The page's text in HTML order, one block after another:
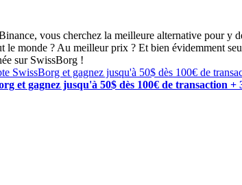
vous cherchez la meilleure alternative pour y
le monde ? Au meilleur prix ? Et bien évidemment
sur SwissBorg !
et gagnez jusqu'à 50$ dès 100€ de transaction